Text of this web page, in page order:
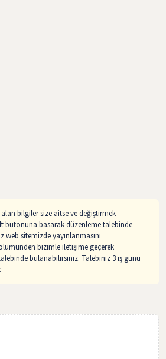
alan bilgiler size aitse ve değiştirmek
butonuna basarak düzenleme talebinde
sitemizde yayınlanmasını
bizimle iletişime geçerek
bulanabilirsiniz. Talebiniz 3 iş günü